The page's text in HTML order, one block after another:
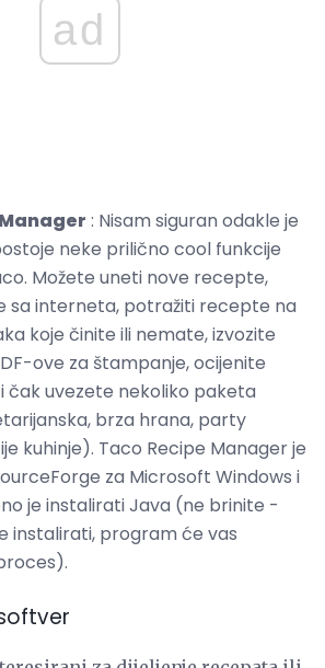
ad
: Nisam siguran odakle je
neke prilično cool funkcije
Možete uneti nove recepte,
sa interneta, potražiti recepte na
koje činite ili nemate, izvozite
ove za štampanje, ocijenite
čak uvezete nekoliko paketa
brza hrana, party
kuhinje). Taco Recipe Manager je
za Microsoft Windows i
je instalirati Java (ne brinite -
instalirati, program će vas